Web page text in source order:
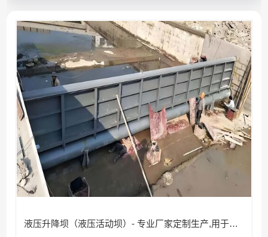
液压升降坝（液压活动坝）- 专业厂家定制生产,用于河道/防汛工程